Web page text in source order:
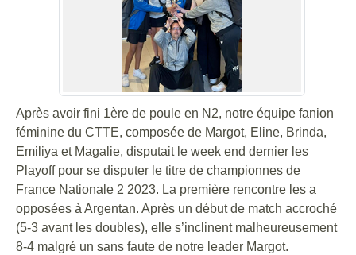
Après avoir fini 1ère de poule en N2, notre équipe fanion
féminine du CTTE, composée de Margot, Eline, Brinda,
Emiliya et Magalie, disputait le week end dernier les
Playoff pour se disputer le titre de championnes de
France Nationale 2 2023. La première rencontre les a
opposées à Argentan. Après un début de match accroché
(5-3 avant les doubles), elle s’inclinent malheureusement
8-4 malgré un sans faute de notre leader Margot.